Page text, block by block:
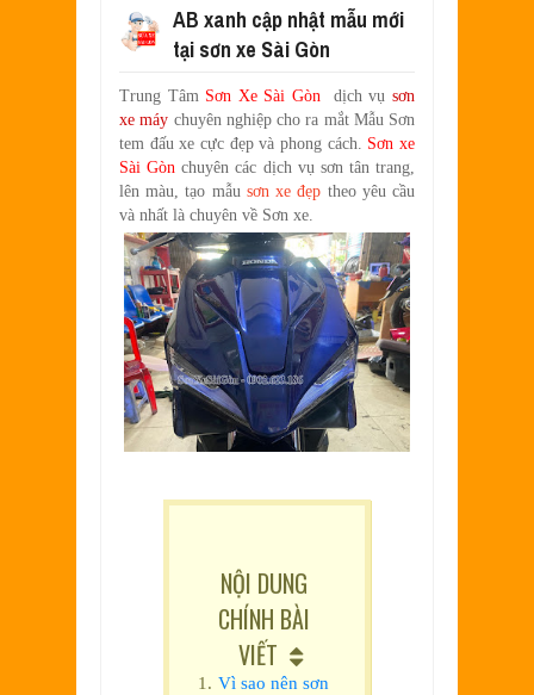
May 15, 2023
SƠN XE EXCITER 2010 MÀU ĐỎ CAM
SƠN TEM ĐẤU XE NOUVO LX MÀU
Jul 31, 2022
SƠN XE ATTILA ELIZABETH PHỐI
Jun 11, 2022
SƠN XE NOUVO LX PHỐI MÀU XANH
May 31, 2022
SƠN ĐỔI MÀU GÓC NHÌN HONDA PS
Mar 31, 2022
SƠN PHỐI MÀU XE ATTILA
Mar 17, 2022
AB xanh cập nhật mẫu mới
tại sơn xe Sài Gòn
Trung Tâm Sơn Xe Sài Gòndịch vụsơn
xe máy chuyên nghiệp cho ra mắt Mẫu Sơn
tem đấu xe cực đẹp và phong cách. Sơn xe
Sài Gòn chuyên các dịch vụ sơn tân trang,
lên màu, tạo mẫu sơn xe đẹp theo yêu cầu
và nhất là chuyên về Sơn xe.
NỘI DUNG
CHÍNH BÀI
VIẾT
Vì sao nên sơn